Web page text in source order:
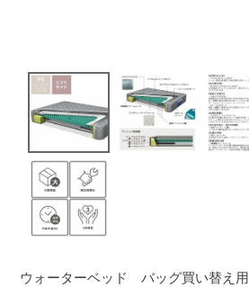
ウォーターベッド バッグ買い替え用